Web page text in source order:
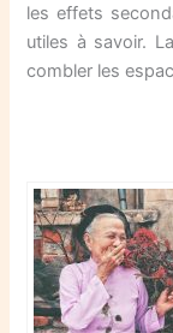
les effets
utiles à savoir.
combler les